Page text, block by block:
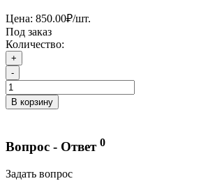
Цена: 850.00₽/шт.
Под заказ
Количество:
+
-
В корзину
Вопрос - Ответ 0
Задать вопрос